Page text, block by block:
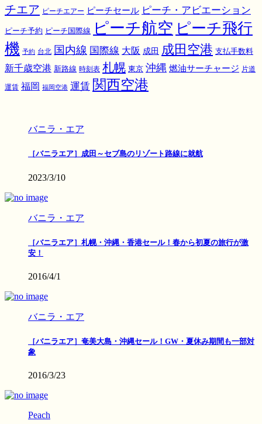
チエア ピーチエアー ピーチセール ピーチ・アビエーション
ピーチ予約 ピーチ国際線 ピーチ航空 ピーチ飛行
機 予約 台北 国内線 国際線 大阪 成田 成田空港 支払手数料
新千歳空港 新路線 時刻表 札幌 東京 沖縄 燃油サーチャージ 片道
運賃 福岡 福岡空港 運賃 関西空港
バニラ・エア
［バニラエア］成田～セブ島のリゾート路線に就航
2023/3/10
バニラ・エア
［バニラエア］札幌・沖縄・香港セール！春から初夏の旅行が激
安！
2016/4/1
バニラ・エア
［バニラエア］奄美大島・沖縄セール！GW・夏休み期間も一部対
象
2016/3/23
Peach